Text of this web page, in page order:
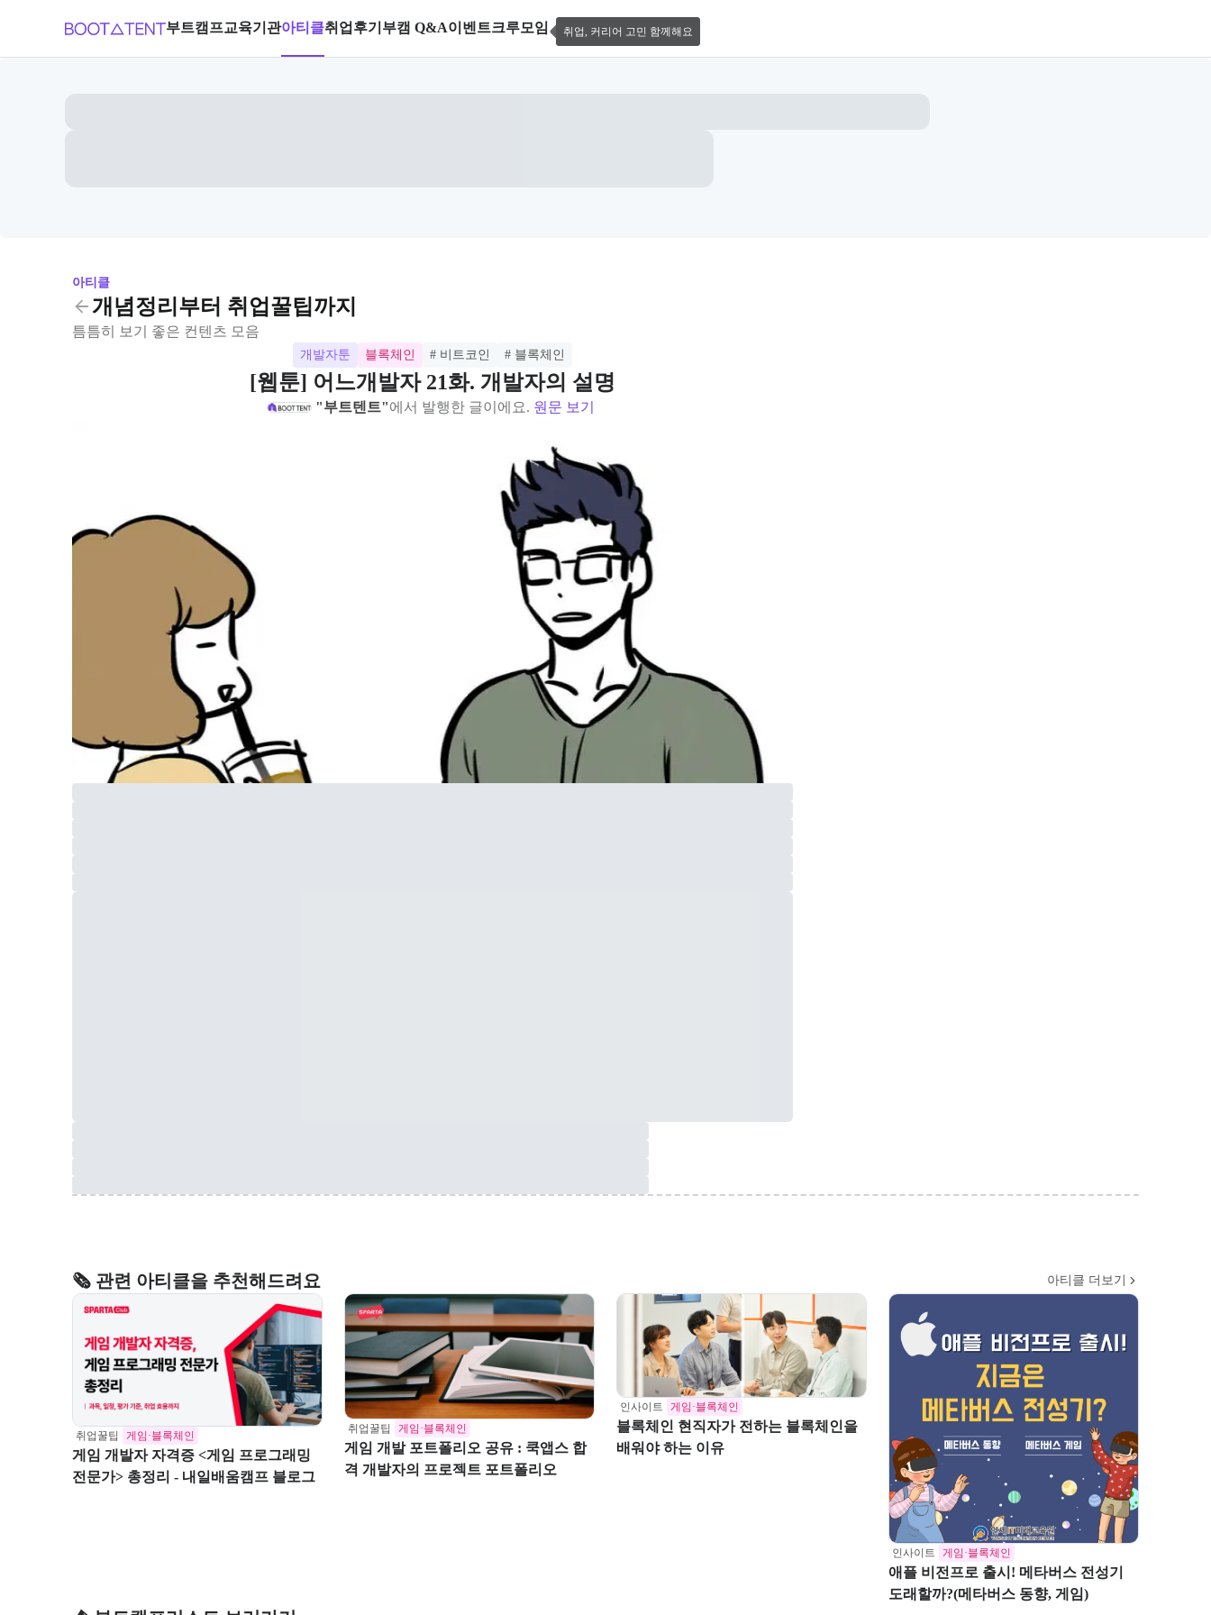
부트캠프교육기관아티클취업후기 부캠 Q&A이벤트크루모임 취업, 커리어 고민 함께해요
아티클
개념정리부터 취업꿀팁까지
틈틈히 보기 좋은 컨텐츠 모음
개발자툰 블록체인 # 비트코인 # 블록체인
[웹툰] 어느개발자 21화. 개발자의 설명
"부트텐트"에서 발행한 글이에요. 원문 보기
🗞️ 관련 아티클을 추천해드려요 아티클 더보기
취업꿀팁 게임·블록체인
게임 개발자 자격증 <게임 프로그래밍
전문가> 총정리 - 내일배움캠프 블로그
취업꿀팁 게임·블록체인
게임 개발 포트폴리오 공유 : 쿡앱스 합
격 개발자의 프로젝트 포트폴리오
인사이트 게임·블록체인
블록체인 현직자가 전하는 블록체인을
배워야 하는 이유
인사이트 게임·블록체인
애플 비전프로 출시! 메타버스 전성기
도래할까?(메타버스 동향, 게임)